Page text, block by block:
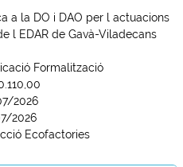
a la DO i DAO per l actuacions
l EDAR de Gavà-Viladecans
Formalització
2026
2026
Ecofactories